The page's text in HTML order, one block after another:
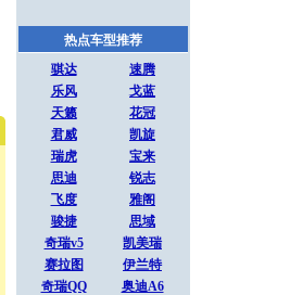
热点车型推荐
骐达
速腾
乐风
戈蓝
天籁
花冠
君威
凯旋
瑞虎
宝来
思迪
锐志
飞度
雅阁
骏捷
思域
奇瑞v5
凯美瑞
赛拉图
伊兰特
奇瑞QQ
奥迪A6